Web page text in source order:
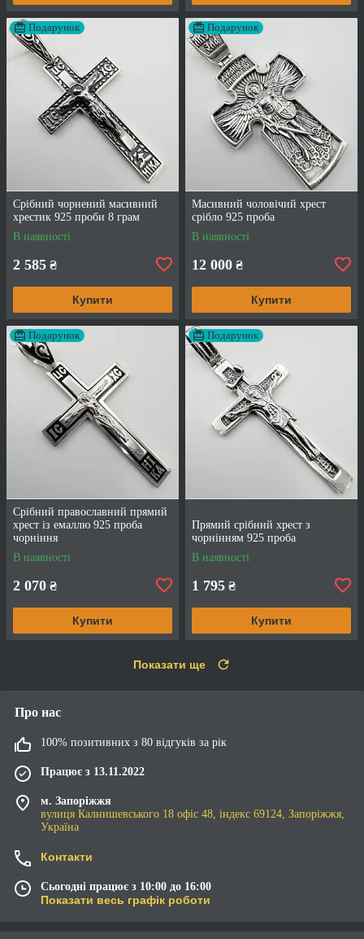
Подарунок
Срібний чорнений масивний
хрестик 925 проби 8 грам
В наявності
2 585 ₴
Купити
Подарунок
Масивний чоловічий хрест
срібло 925 проба
В наявності
12 000 ₴
Купити
Подарунок
Срібний православний прямий
хрест із емаллю 925 проба
чорніння
В наявності
2 070 ₴
Купити
Подарунок
Прямий срібний хрест з
чорнінням 925 проба
В наявності
1 795 ₴
Купити
Показати ще
Про нас
100% позитивних з 80 відгуків за рік
Працює з 13.11.2022
м. Запоріжжя
вулиця Калнишевського 18 офіс 48, індекс 69124, Запоріжжя,
Україна
Контакти
Сьогодні працює з 10:00 до 16:00
Показати весь графік роботи